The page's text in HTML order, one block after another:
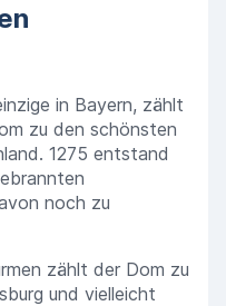
in Bayern, zählt
zu den schönsten
1275 entstand
noch zu
zählt der Dom zu
und vielleicht